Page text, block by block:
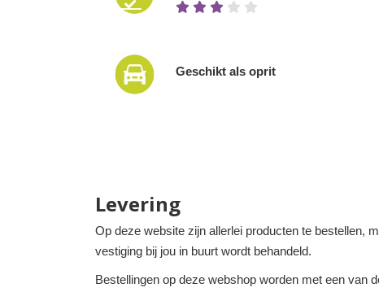
Geschikt als oprit
Levering
Op deze website zijn allerlei producten te bestellen,
vestiging bij jou in buurt wordt behandeld.
Bestellingen op deze webshop worden met een van